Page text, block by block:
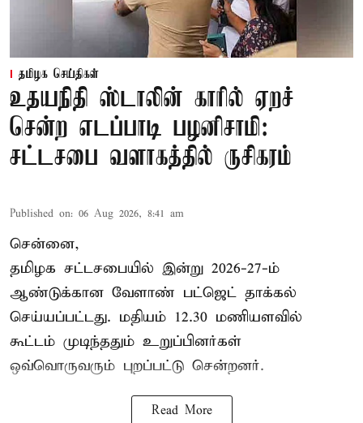
தமிழக செய்திகள்
உதயநிதி ஸ்டாலின் காரில் ஏறச்
சென்ற எடப்பாடி பழனிசாமி:
சட்டசபை வளாகத்தில் ருசிகரம்
Published on: 06 Aug 2026, 8:41 am
சென்னை,
தமிழக சட்டசபையில் இன்று 2026-27-ம்
ஆண்டுக்கான வேளாண் பட்ஜெட் தாக்கல்
செய்யப்பட்டது. மதியம் 12.30 மணியளவில்
கூட்டம் முடிந்ததும் உறுப்பினர்கள்
ஒவ்வொருவரும் புறப்பட்டு சென்றனர்.
Read More